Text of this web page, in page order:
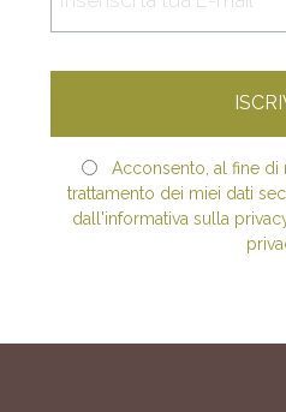
Acconsento, al fine di
trattamento dei miei dati
dall'informativa sulla